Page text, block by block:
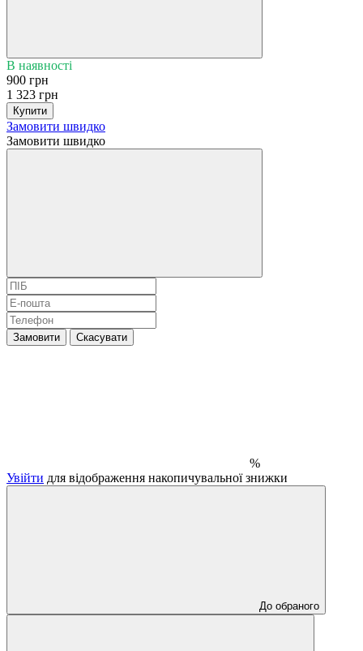
В наявності
900 грн
1 323 грн
Купити
Замовити швидко
Замовити швидко
Замовити Скасувати
%
Увійти для відображення накопичувальної знижки
До обраного